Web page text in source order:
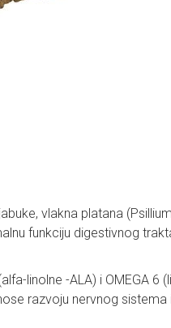
vlakna platana
funkciju digestivnog
linolne -ALA) i OMEGA 6
razvoju nervnog